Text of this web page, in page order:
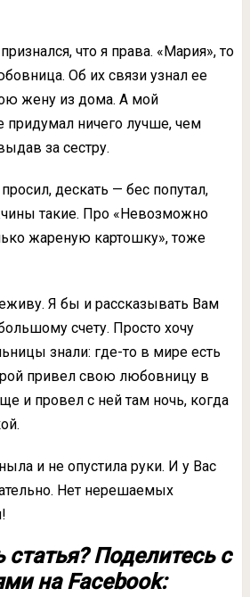
что я права. «Мария», то
Об их связи узнал ее
жену из дома. А мой
ничего лучше, чем
за сестру.
дескать — бес попутал,
такие. Про «Невозможно
жареную картошку», тоже
Я бы и рассказывать Вам
счету. Просто хочу
знали: где-то в мире есть
привел свою любовницу в
и провел с ней там ночь, когда
и не опустила руки. И у Вас
Нет нерешаемых
Поделитесь с
на Facebook: